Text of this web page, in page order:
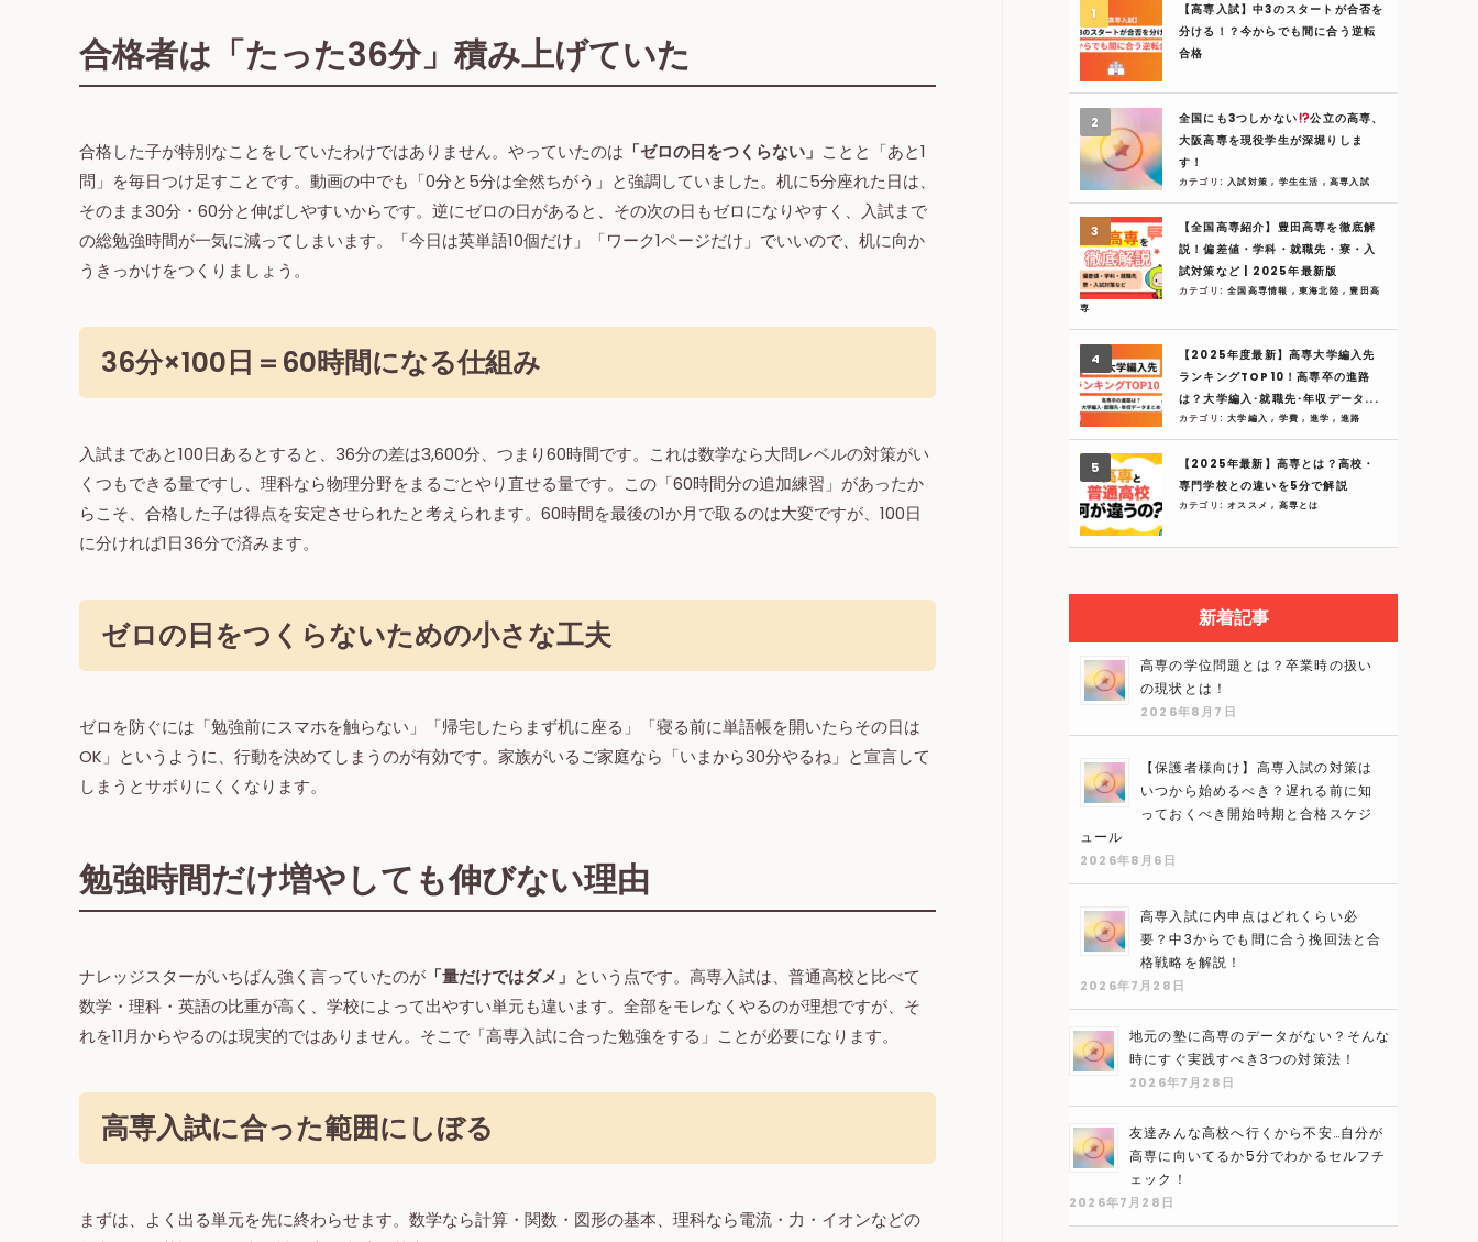
合格者は「たった36分」積み上げていた
合格した子が特別なことをしていたわけではありません。やっていたのは 「ゼロの日をつくらない」 ことと「あと1
問」を毎日つけ足すことです。動画の中でも「0分と5分は全然ちがう」と強調していました。机に5分座れた日は、
そのまま30分・60分と伸ばしやすいからです。逆にゼロの日があると、その次の日もゼロになりやすく、入試まで
の総勉強時間が一気に減ってしまいます。「今日は英単語10個だけ」「ワーク1ページだけ」でいいので、机に向か
うきっかけをつくりましょう。
36分×100日＝60時間になる仕組み
入試まであと100日あるとすると、36分の差は3,600分、つまり60時間です。これは数学なら大問レベルの対策がい
くつもできる量ですし、理科なら物理分野をまるごとやり直せる量です。この「60時間分の追加練習」があったか
らこそ、合格した子は得点を安定させられたと考えられます。60時間を最後の1か月で取るのは大変ですが、100日
に分ければ1日36分で済みます。
ゼロの日をつくらないための小さな工夫
ゼロを防ぐには「勉強前にスマホを触らない」「帰宅したらまず机に座る」「寝る前に単語帳を開いたらその日は
OK」というように、行動を決めてしまうのが有効です。家族がいるご家庭なら「いまから30分やるね」と宣言して
しまうとサボりにくくなります。
勉強時間だけ増やしても伸びない理由
ナレッジスターがいちばん強く言っていたのが 「量だけではダメ」 という点です。高専入試は、普通高校と比べて
数学・理科・英語の比重が高く、学校によって出やすい単元も違います。全部をモレなくやるのが理想ですが、そ
れを11月からやるのは現実的ではありません。そこで「高専入試に合った勉強をする」ことが必要になります。
高専入試に合った範囲にしぼる
まずは、よく出る単元を先に終わらせます。数学なら計算・関数・図形の基本、理科なら電流・力・イオンなどの
【高専入試】中3のスタートが合否を
分ける！？今からでも間に合う逆転
合格
全国にも3つしかない
公立の高専、
大阪高専を現役学生が深堀りしま
す！
カテゴリ: 入試対策, 学生生活 ,高専入試
【全国高専紹介】豊田高専を徹底解
説！偏差値・学科・就職先・寮・入
試対策など | 2025年最新版
カテゴリ:全国高専情報 ,東海北陸,豊田高
専
【2025年度最新】高専大学編入先
ランキングTOP10！高専卒の進路
は？大学編入･就職先･年収データ...
カテゴリ:大学編入, 学費, 進学, 進路
【2025年最新】高専とは？高校・
専門学校との違いを5分で解説
カテゴリ:オススメ, 高専とは
新着記事
高専の学位問題とは？卒業時の扱い
の現状とは！
2026年8月7日
【保護者様向け】高専入試の対策は
いつから始めるべき？遅れる前に知
っておくべき開始時期と合格スケジ
ュール
2026年8月6日
高専入試に内申点はどれくらい必
要？中3からでも間に合う挽回法と合
格戦略を解説！
2026年7月28日
地元の塾に高専のデータがない？そんな
時にすぐ実践すべき3つの対策法！
2026年7月28日
友達みんな高校へ行くから不安…自分が
高専に向いてるか5分でわかるセルフチ
ェック！
2026年7月28日